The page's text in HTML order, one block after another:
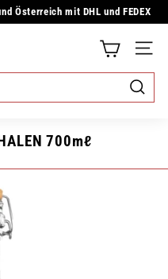
Österreich mit DHL und FEDEX
700mℓ